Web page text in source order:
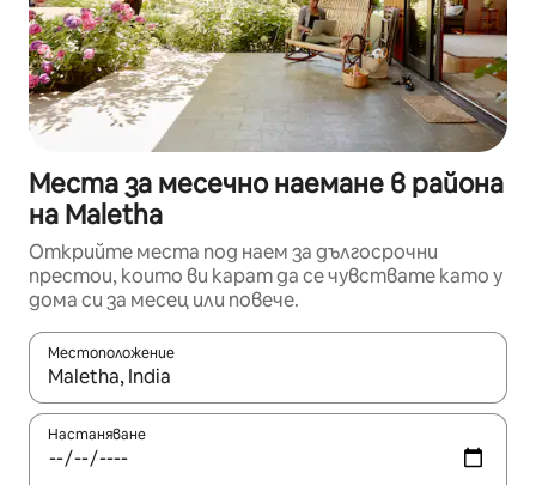
Места за месечно наемане в района
на Maletha
Открийте места под наем за дългосрочни
престои, които ви карат да се чувствате като у
дома си за месец или повече.
Местоположение
Когато резултатите се покажат, използвайте
Настаняване